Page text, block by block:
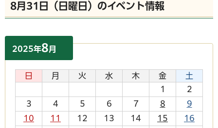
8月31日（日曜日）のイベント情報
2025年8月
日 月 火 水 木 金
土
1
2
3
4 5 6 7 8
9
10
11 12 13 14 15
16